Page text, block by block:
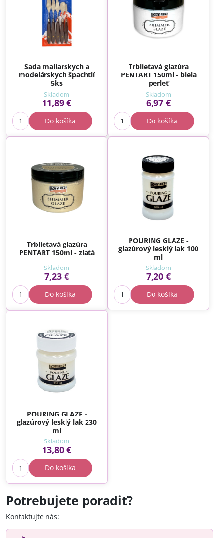
Sada maliarskych a
modelárskych špachtlí
5ks
Skladom
11,89 €
Do košíka
Trblietavá glazúra
PENTART 150ml - biela
perleť
Skladom
6,97 €
Do košíka
Trblietavá glazúra
PENTART 150ml - zlatá
Skladom
7,23 €
Do košíka
POURING GLAZE -
glazúrový lesklý lak 100
ml
Skladom
7,20 €
Do košíka
POURING GLAZE -
glazúrový lesklý lak 230
ml
Skladom
13,80 €
Do košíka
Potrebujete poradiť?
Kontaktujte nás: